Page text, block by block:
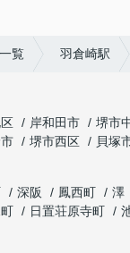
覧 羽倉崎駅
岸和田市 堺市
堺市西区 貝塚
深阪 鳳西町 澤
日置荘原寺町